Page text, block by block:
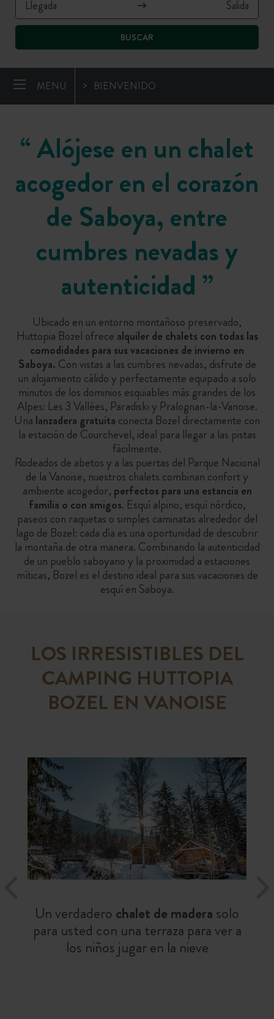
BUSCAR
MENU BIENVENIDO
“Alójese en un chalet
acogedor en el corazón
de Saboya, entre
cumbres nevadas y
autenticidad ”
Ubicado en un entorno montañoso preservado,
Huttopia Bozel ofrece alquiler de chalets con todas las
comodidades para sus vacaciones de invierno en
Saboya. Con vistas a las cumbres nevadas, disfrute de
un alojamiento cálido y perfectamente equipado a solo
minutos de los dominios esquiables más grandes de los
Alpes: Les 3 Vallées, Paradiski y Pralognan-la-Vanoise.
Una lanzadera gratuita conecta Bozel directamente con
la estación de Courchevel, ideal para llegar a las pistas
fácilmente.
Rodeados de abetos y a las puertas del Parque Nacional
de la Vanoise, nuestros chalets combinan confort y
ambiente acogedor, perfectos para una estancia en
familia o con amigos. Esquí alpino, esquí nórdico,
paseos con raquetas o simples caminatas alrededor del
lago de Bozel: cada día es una oportunidad de descubrir
la montaña de otra manera. Combinando la autenticidad
de un pueblo saboyano y la proximidad a estaciones
míticas, Bozel es el destino ideal para sus vacaciones de
esquí en Saboya.
LOS IRRESISTIBLES DEL
CAMPING HUTTOPIA
BOZEL EN VANOISE
Un verdadero chalet de madera solo
para usted con una terraza para ver a
los niños jugar en la nieve